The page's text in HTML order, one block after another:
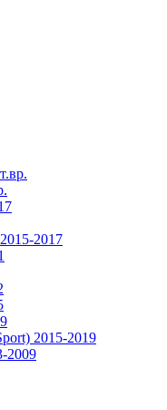
2017
2015-2019
2009